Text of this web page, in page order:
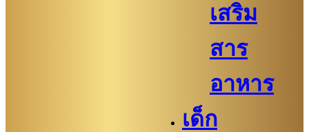
เสริม
สาร
อาหาร
เด็ก